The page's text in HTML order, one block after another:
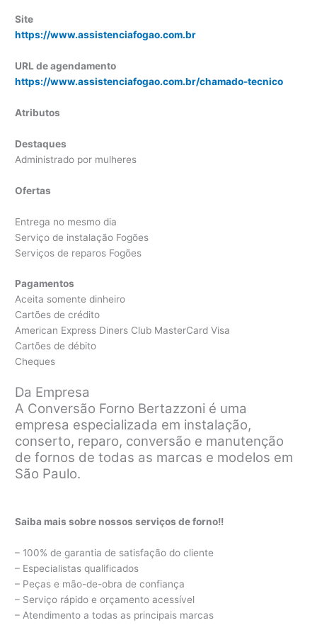
Site
https://www.assistenciafogao.com.br
URL de agendamento
https://www.assistenciafogao.com.br/chamado-tecnico
Atributos
Destaques
Administrado por mulheres
Ofertas
Entrega no mesmo dia
Serviço de instalação Fogões
Serviços de reparos Fogões
Pagamentos
Aceita somente dinheiro
Cartões de crédito
American Express Diners Club MasterCard Visa
Cartões de débito
Cheques
Da Empresa
A Conversão Forno Bertazzoni é uma
empresa especializada em instalação,
conserto, reparo, conversão e manutenção
de fornos de todas as marcas e modelos em
São Paulo.
Saiba mais sobre nossos serviços de forno!!
– 100% de garantia de satisfação do cliente
– Especialistas qualificados
– Peças e mão-de-obra de confiança
– Serviço rápido e orçamento acessível
– Atendimento a todas as principais marcas